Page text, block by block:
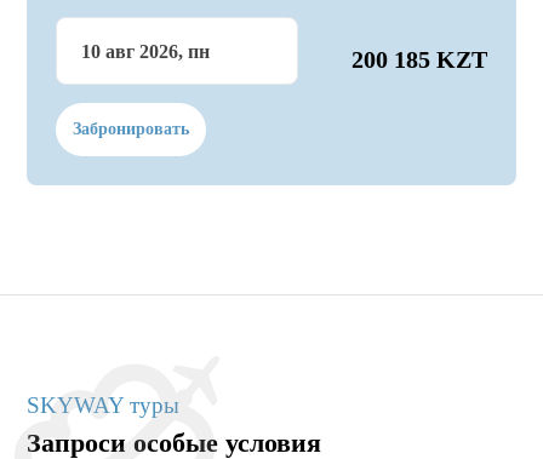
10 авг 2026, пн 200 185 KZT
Забронировать
SKYWAY туры
Запроси особые условия